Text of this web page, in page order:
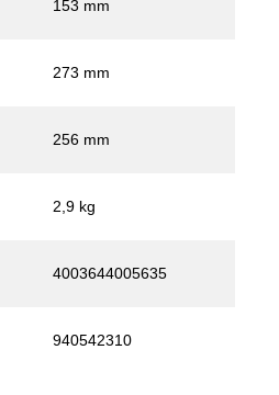
153 mm
273 mm
256 mm
2,9 kg
4003644005635
940542310